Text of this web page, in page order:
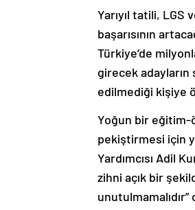
Yarıyıl tatili, LGS
başarısının
Türkiye’de
girecek adayların
edilmediği kişiye
Yoğun bir
pekiştirmesi için
Yardımcısı Adil
zihni açık bir
unutulmamalıdır”